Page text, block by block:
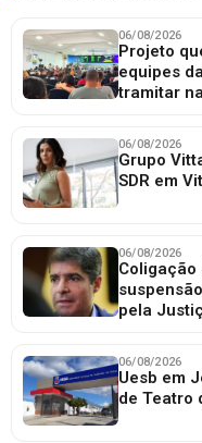
06/08/2026
Projeto
equipes
tramitar
06/08/2026
Grupo
SDR em
06/08/2026
Coligação
pela
06/08/2026
Uesb em
de Teatro